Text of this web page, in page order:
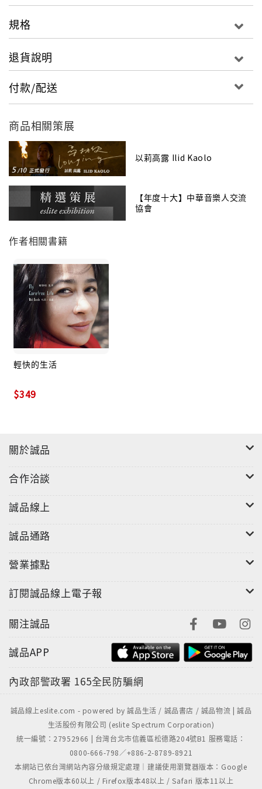
"
規格
退貨說明
付款/配送
商品相關策展
以莉高露 Ilid Kaolo
【年度十大】中華音樂人交流
協會
作者相關書籍
輕快的生活
$349
關於誠品
合作洽談
誠品線上
誠品通路
營業據點
訂閱誠品線上電子報
關注誠品
誠品APP
內政部警政署 165全民防騙網
誠品線上eslite.com - powered by 誠品生活 / 誠品書店 / 誠品物流 | 誠品
生活股份有限公司 (eslite Spectrum Corporation)
統一編號：27952966 | 台灣台北市信義區松德路204號B1 服務電話：
0800-666-798／+886-2-8789-8921
本網站已依台灣網站內容分級規定處理｜建議使用瀏覽器版本：Google
Chrome版本60以上 / Firefox版本48以上 / Safari 版本11以上